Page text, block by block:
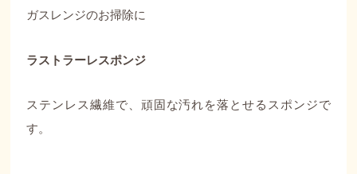
ガスレンジのお掃除に
ラストラーレスポンジ
ステンレス繊維で、頑固な汚れを落とせるスポンジで
す。